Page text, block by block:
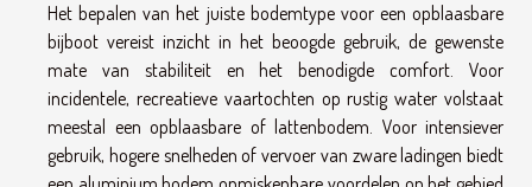
Het bepalen van het juiste bodemtype voor een opblaasbare
bijboot vereist inzicht in het beoogde gebruik, de gewenste
mate van stabiliteit en het benodigde comfort. Voor
incidentele, recreatieve vaartochten op rustig water volstaat
meestal een opblaasbare of lattenbodem. Voor intensiever
gebruik, hogere snelheden of vervoer van zware ladingen biedt